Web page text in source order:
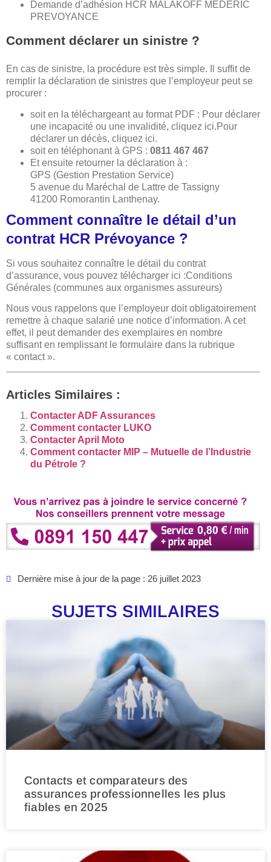
Demande d’adhésion HCR MALAKOFF MEDERIC
PREVOYANCE
Comment déclarer un sinistre ?
En cas de sinistre, la procédure est très simple. Il suffit de
remplir la déclaration de sinistres que l’employeur peut se
procurer :
soit en la téléchargeant au format PDF : Pour déclarer
une incapacité ou une invalidité, cliquez ici.Pour
déclarer un décès, cliquez ici.
soit en téléphonant à GPS : 0811 467 467
Et ensuite retourner la déclaration à :
GPS (Gestion Prestation Service)
5 avenue du Maréchal de Lattre de Tassigny
41200 Romorantin Lanthenay.
Comment connaître le détail d’un
contrat HCR Prévoyance ?
Si vous souhaitez connaître le détail du contrat
d’assurance, vous pouvez télécharger ici :Conditions
Générales (communes aux organismes assureurs)
Nous vous rappelons que l’employeur doit obligatoirement
remettre à chaque salarié une notice d’information. A cet
effet, il peut demander des exemplaires en nombre
suffisant en remplissant le formulaire dans la rubrique
« contact ».
Articles Similaires :
Contacter ADF Assurances
Comment contacter LUKO
Contacter April Moto
Comment contacter MIP – Mutuelle de l’Industrie
du Pétrole ?
Dernière mise à jour de la page : 26 juillet 2023
SUJETS SIMILAIRES
Contacts et comparateurs des
assurances professionnelles les plus
fiables en 2025